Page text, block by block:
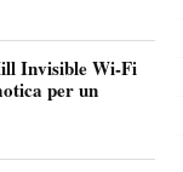
Invisible Wi-Fi
per un